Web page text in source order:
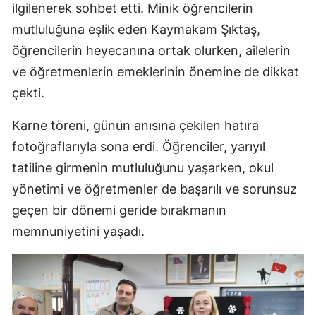
ilgilenerek sohbet etti. Minik öğrencilerin
mutluluğuna eşlik eden Kaymakam Şıktaş,
öğrencilerin heyecanına ortak olurken, ailelerin
ve öğretmenlerin emeklerinin önemine de dikkat
çekti.
Karne töreni, günün anısına çekilen hatıra
fotoğraflarıyla sona erdi. Öğrenciler, yarıyıl
tatiline girmenin mutluluğunu yaşarken, okul
yönetimi ve öğretmenler de başarılı ve sorunsuz
geçen bir dönemi geride bırakmanın
memnuniyetini yaşadı.